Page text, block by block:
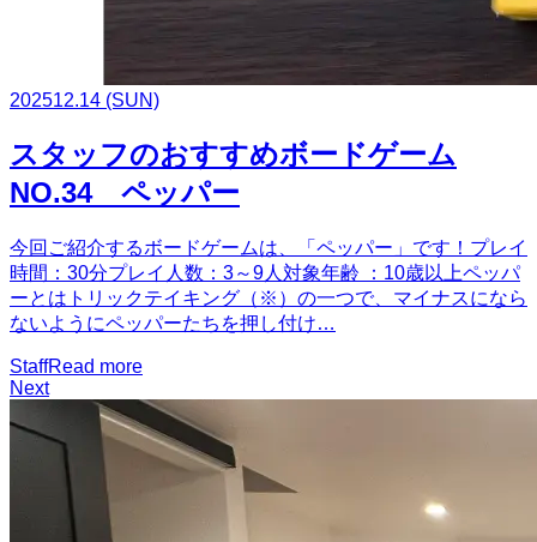
202512.14 (SUN)
スタッフのおすすめボードゲーム
NO.34 ペッパー
今回ご紹介するボードゲームは、「ペッパー」です！プレイ
時間：30分プレイ人数：3～9人対象年齢 ：10歳以上ペッパ
ーとはトリックテイキング（※）の一つで、マイナスになら
ないようにペッパーたちを押し付け…
StaffRead more
Next